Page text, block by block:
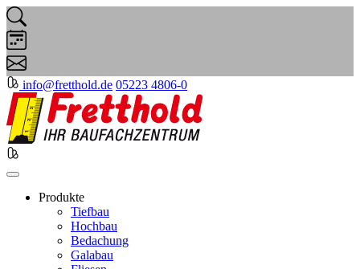
info@fretthold.de 05223 4806-0
Produkte
Tiefbau
Hochbau
Bedachung
Galabau